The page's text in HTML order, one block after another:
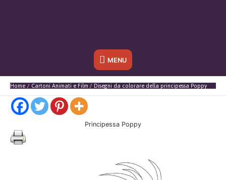
Sotto
l'header
MENU
Home Cartoni Animati e Film Disegni da colorare della principessa Poppy
Principessa Poppy